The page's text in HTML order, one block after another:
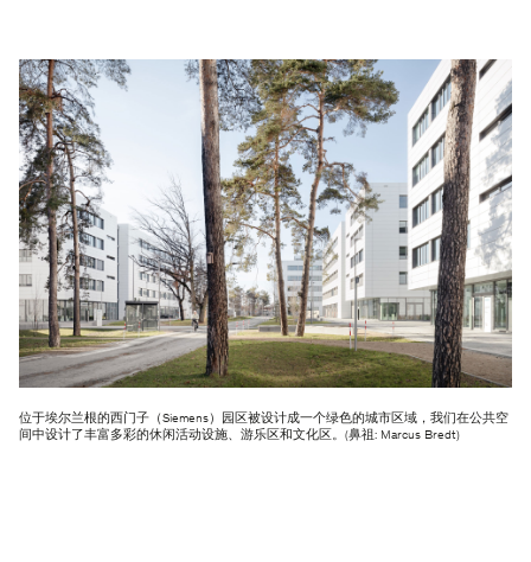
位于埃尔兰根的西门子（Siemens）园区被设计成一个绿色的城市区域，我们在公共空
间中设计了丰富多彩的休闲活动设施、游乐区和文化区。(鼻祖: Marcus Bredt)